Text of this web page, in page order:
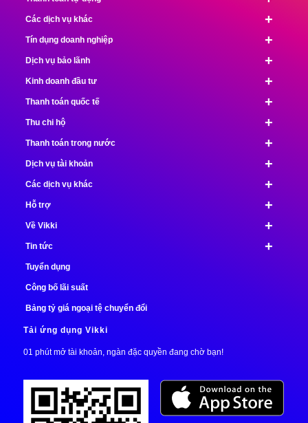
+
Các dịch vụ khác
+
Tín dụng doanh nghiệp
+
Dịch vụ bảo lãnh
+
Kinh doanh đầu tư
+
Thanh toán quốc tế
+
Thu chi hộ
+
Thanh toán trong nước
+
Dịch vụ tài khoản
+
Các dịch vụ khác
+
Hỗ trợ
+
Về Vikki
+
Tin tức
Tuyển dụng
Công bố lãi suất
Bảng tỷ giá ngoại tệ chuyển đổi
Tải ứng dụng Vikki
01 phút mở tài khoản, ngàn đặc quyền đang chờ bạn!